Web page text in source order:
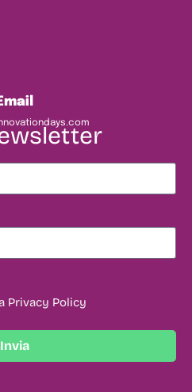
Email
Privacy Policy
Invia